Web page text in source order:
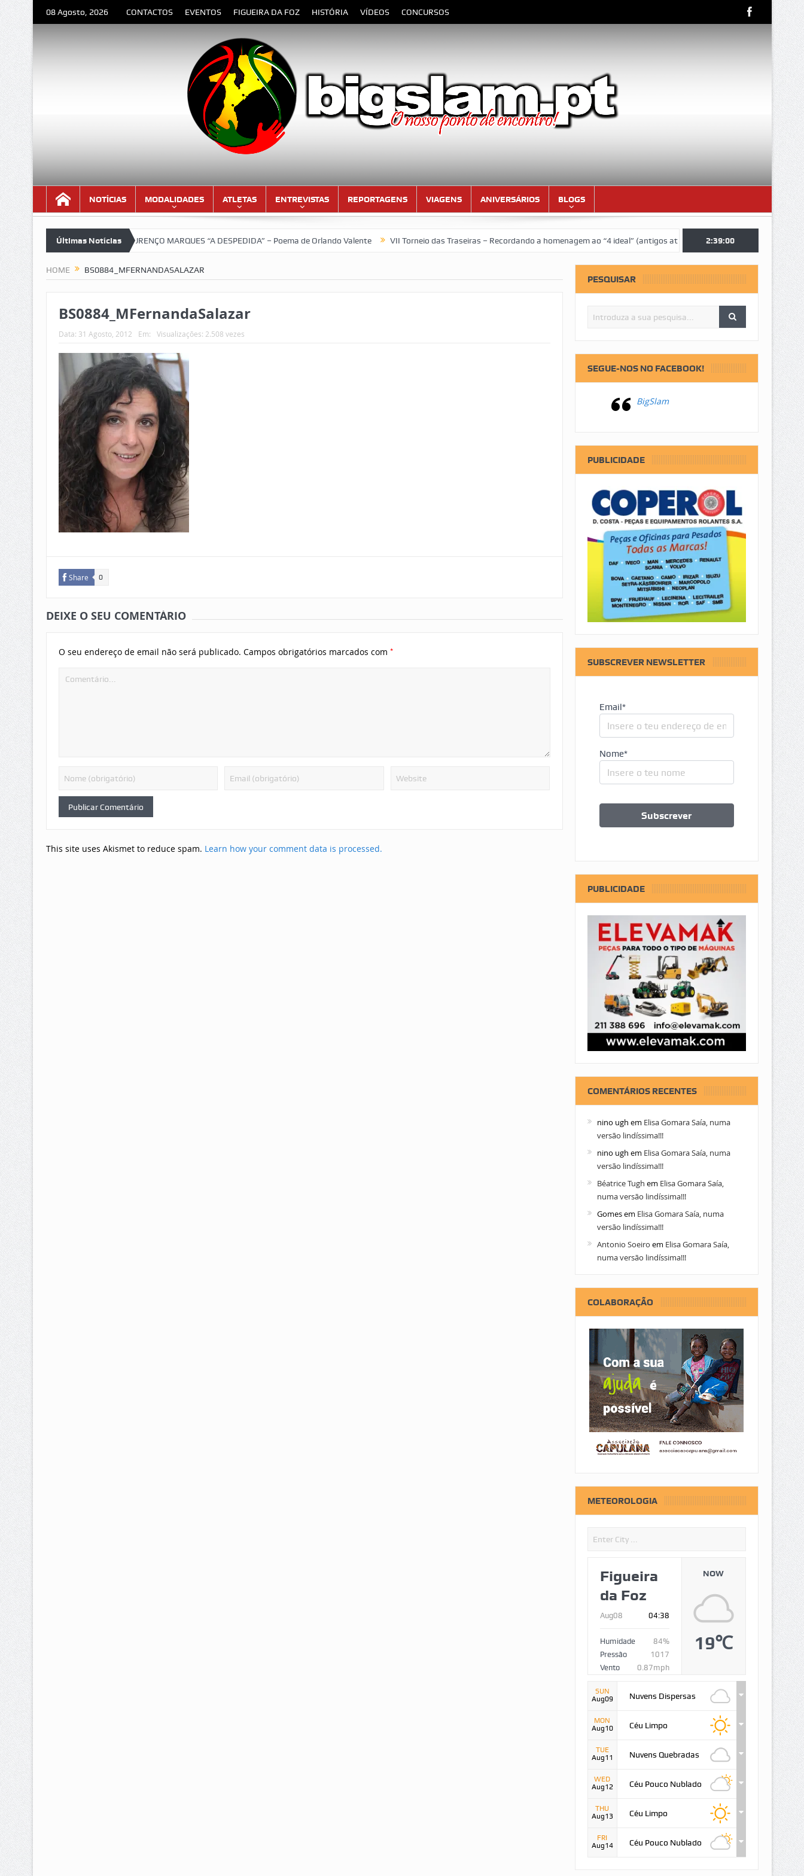
08 Agosto, 2026 CONTACTOS EVENTOS FIGUEIRA DA FOZ HISTÓRIA VÍDEOS CONCURSOS
NOTÍCIAS MODALIDADES ATLETAS ENTREVISTAS REPORTAGENS VIAGENS ANIVERSÁRIOS BLOGS
Últimas Notícias
lindíssima!!! LOURENÇO MARQUES “A DESPEDIDA” – Poema de Orlando Valente VII Torneio das Traseiras – Recordando a homenagem ao “4 ideal” (antigos atletas “moçambicanos” do GCF da época
2:39:01
HOME BS0884_MFERNANDASALAZAR
BS0884_MFernandaSalazar
Data: 31 Agosto, 2012 Em: Visualizações: 2.508 vezes
Share 0
DEIXE O SEU COMENTÁRIO
O seu endereço de email não será publicado. Campos obrigatórios marcados com *
This site uses Akismet to reduce spam. Learn how your comment data is processed.
PESQUISAR
SEGUE-NOS NO FACEBOOK!
BigSlam
PUBLICIDADE
SUBSCREVER NEWSLETTER
Email*
Nome*
PUBLICIDADE
COMENTÁRIOS RECENTES
nino ugh em Elisa Gomara Saía, numa
versão lindíssima!!!
nino ugh em Elisa Gomara Saía, numa
versão lindíssima!!!
Béatrice Tugh em Elisa Gomara Saía,
numa versão lindíssima!!!
Gomesem Elisa Gomara Saía, numa
versão lindíssima!!!
Antonio Soeiro em Elisa Gomara Saía,
numa versão lindíssima!!!
COLABORAÇÃO
METEOROLOGIA
Figueira
da Foz
Aug08 04:38
Humidade
84%
Pressão
1017
Vento
0.87mph
NOW
19℃
SUN
Aug09
Nuvens Dispersas
MON
Aug10
Céu Limpo
TUE
Aug11
Nuvens Quebradas
WED
Aug12
Céu Pouco Nublado
THU
Aug13
Céu Limpo
FRI
Aug14
Céu Pouco Nublado